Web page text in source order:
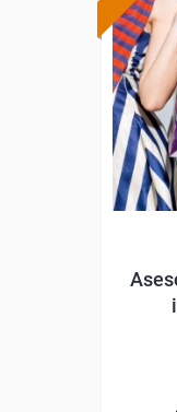
-